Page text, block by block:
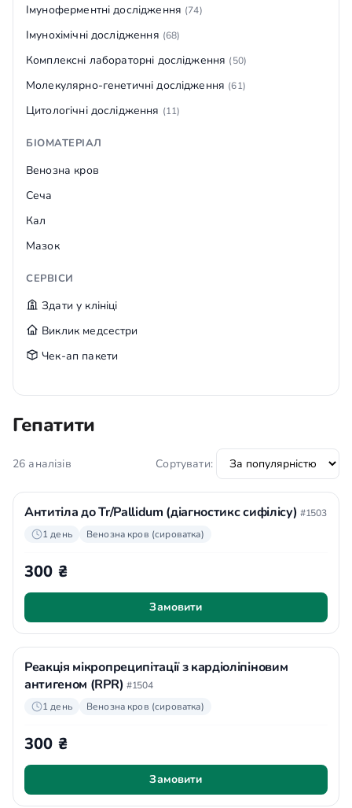
Імуноферментні дослідження (74)
Імунохімічні дослідження (68)
Комплексні лабораторні дослідження (50)
Молекулярно-генетичні дослідження (61)
Цитологічні дослідження (11)
БІОМАТЕРІАЛ
Венозна кров
Сеча
Кал
Мазок
СЕРВІСИ
Здати у клініці
Виклик медсестри
Чек-ап пакети
Гепатити
26 аналізів Сортувати:
Антитіла до Tr/Pallidum (діагностикс сифілісу) #1503
1 день
Венозна кров (сироватка)
300 ₴
Замовити
Реакція мікропреципітації з кардіоліпіновим
антигеном (RPR) #1504
1 день
Венозна кров (сироватка)
300 ₴
Замовити